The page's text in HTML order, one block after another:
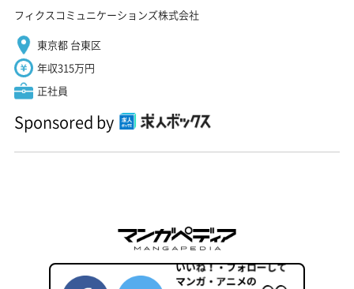
フィクスコミュニケーションズ株式会社
東京都 台東区
年収315万円
正社員
Sponsored by